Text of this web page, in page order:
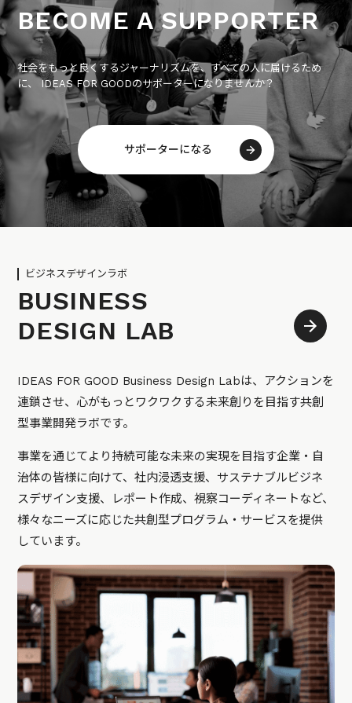
BECOME A SUPPORTER
社会をもっと良くするジャーナリズムを、すべての人に届けるため
に、 IDEAS FOR GOODのサポーターになりませんか？
サポーターになる
ビジネスデザインラボ
BUSINESS
DESIGN LAB
IDEAS FOR GOOD Business Design Labは、アクションを
連鎖させ、心がもっとワクワクする未来創りを目指す共創
型事業開発ラボです。
事業を通じてより持続可能な未来の実現を目指す企業・自
治体の皆様に向けて、社内浸透支援、サステナブルビジネ
スデザイン支援、レポート作成、視察コーディネートなど、
様々なニーズに応じた共創型プログラム・サービスを提供
しています。